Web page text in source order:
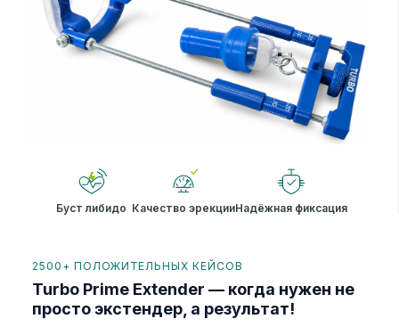
Буст либидо Качество эрекцииНадёжная фиксация
2500+ ПОЛОЖИТЕЛЬНЫХ КЕЙСОВ
Turbo Prime Extender — когда нужен не
просто экстендер, а результат!